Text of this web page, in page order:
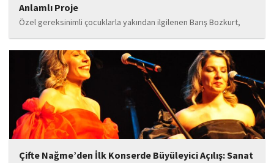
Anlamlı Proje
Özel gereksinimli çocuklarla yakından ilgilenen Barış Bozkurt,
hayata geçirdiği örnek çalışma ile hem eğitim camiasının hem de
toplumun dikkatini çekiyor. “Hayatta yaşattığın mutluluk en güzel
hediyedir” anlayışıyla yola çıkan Bozkurt,...
Çifte Nağme’den İlk Konserde Büyüleyici Açılış: Sanat